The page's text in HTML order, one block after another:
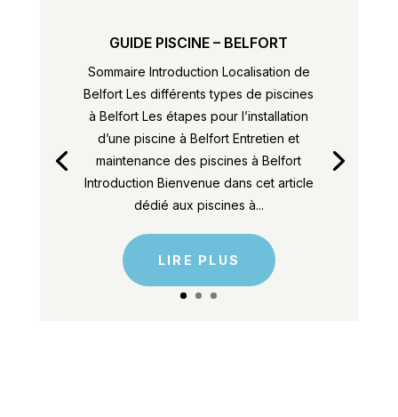
GUIDE PISCINE – BELFORT
Sommaire Introduction Localisation de
Belfort Les différents types de piscines
à Belfort Les étapes pour l’installation
d’une piscine à Belfort Entretien et
maintenance des piscines à Belfort
Introduction Bienvenue dans cet article
dédié aux piscines à...
LIRE PLUS